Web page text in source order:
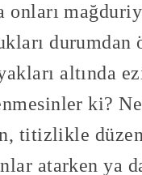
onları
altında
ki?
titizlikle
atarken ya